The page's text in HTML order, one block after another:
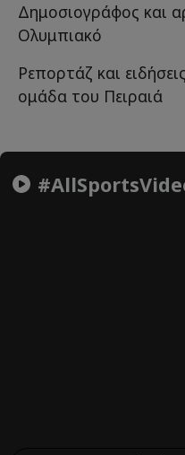
Δημοσιογράφος και
Ολυμπιακό
Ρεπορτάζ και
ομάδα του Πειραιά